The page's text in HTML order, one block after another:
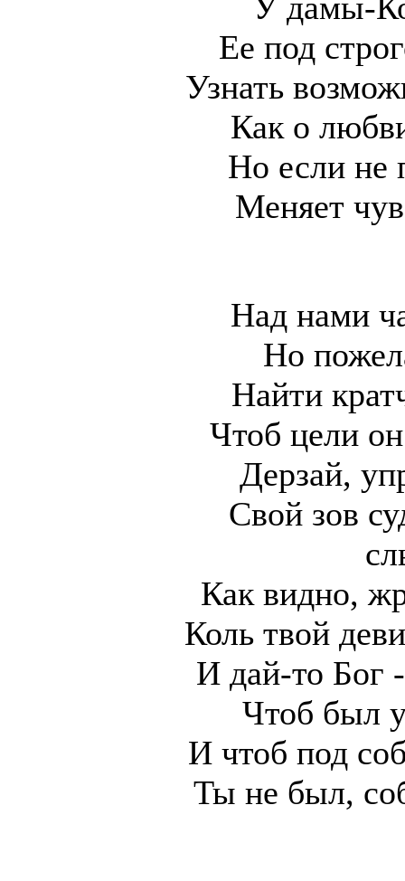
Ее под
Узнать
Как о
Но если не
Меняет
Над нами
Но
Найти
Чтоб цели
Дерзай,
Свой зов
Как видно,
Коль твой
И дай-то Бог
Чтоб был
И чтоб под
Ты не был,